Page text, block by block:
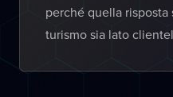
perché quella
turismo sia lato